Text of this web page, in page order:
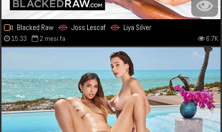
Blacked Raw Joss Lescaf Liya Silver
15:33 2 mesi fa 6.7K